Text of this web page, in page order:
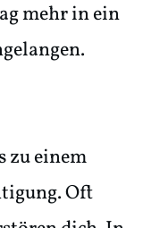
mehr in ein
zu einem
Oft